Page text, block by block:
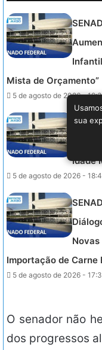
Mista de Orçamento”
5 de agosto de 2026 -
Idade
5 de agosto de 2026 -
Importação de Carne
5 de agosto de 2026 -
O senador não
dos progressos
sua